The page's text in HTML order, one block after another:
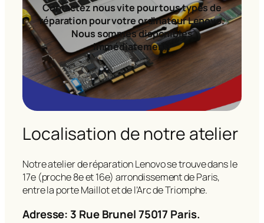
Contactez nous vite pour tous types de
réparation pour votre ordinateur Lenovo.
Nous sommes disponibles
immédiatement!
Localisation de notre atelier
Notre atelier de réparation Lenovo se trouve dans le
17e (proche 8e et 16e) arrondissement de Paris,
entre la porte Maillot et de l’Arc de Triomphe.
Adresse: 3 Rue Brunel 75017 Paris.